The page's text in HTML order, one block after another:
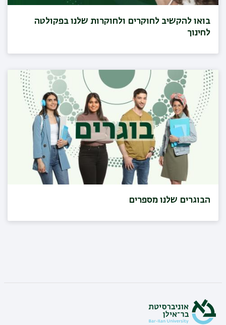
בואו להקשיב לחוקרים ולחוקרות שלנו בפקולטה
לחינוך
הבוגרים שלנו מספרים